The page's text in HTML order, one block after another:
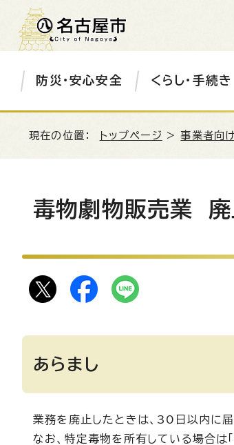
防災・安心安全 くらし・手続き
現在の位置： トップページ >事業者向
毒物劇物販売業 廃
あらまし
業務を廃止したときは、30日以内に届
なお、特定毒物を所有している場合は